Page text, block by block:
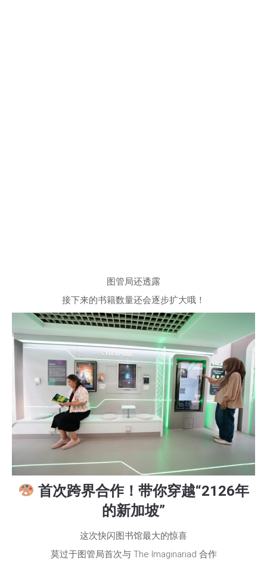
图管局还透露
接下来的书籍数量还会逐步扩大哦！
首次跨界合作！带你穿越“2126年
的新加坡”
这次快闪图书馆最大的惊喜
莫过于图管局首次与 The Imaginariad 合作